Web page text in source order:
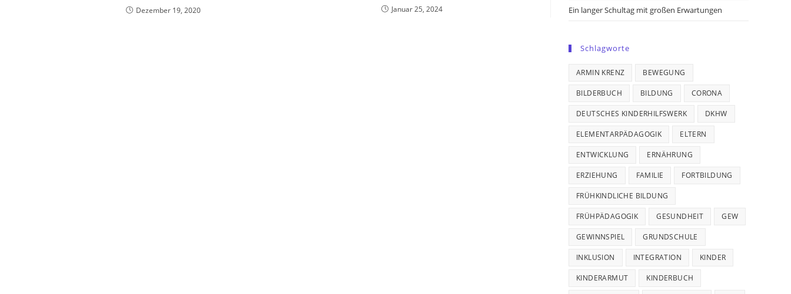
Dezember 19, 2020 Januar 25, 2024
Ein langer Schultag mit großen Erwartungen
Schlagworte
ARMIN KRENZ BEWEGUNG
BILDERBUCH BILDUNG CORONA
DEUTSCHES KINDERHILFSWERK DKHW
ELEMENTARPÄDAGOGIK ELTERN
ENTWICKLUNG ERNÄHRUNG
ERZIEHUNG FAMILIE FORTBILDUNG
FRÜHKINDLICHE BILDUNG
FRÜHPÄDAGOGIK GESUNDHEIT GEW
GEWINNSPIEL GRUNDSCHULE
INKLUSION INTEGRATION KINDER
KINDERARMUT KINDERBUCH